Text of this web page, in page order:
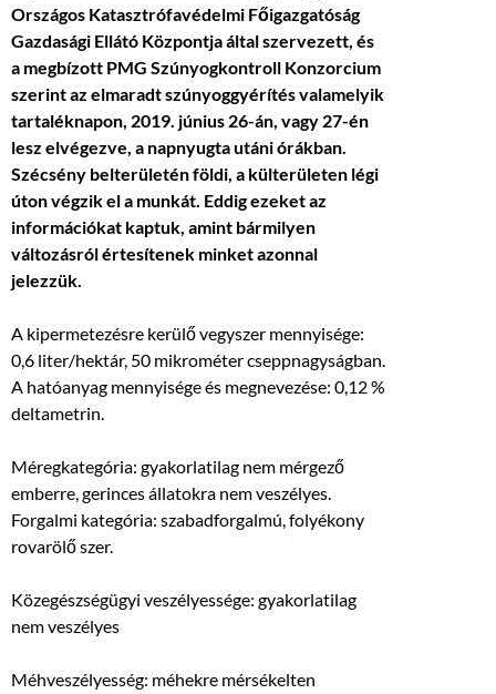
Országos Katasztrófavédelmi Főigazgatóság
Gazdasági Ellátó Központja által szervezett, és
a megbízott PMG Szúnyogkontroll Konzorcium
szerint az elmaradt szúnyoggyérítés valamelyik
tartaléknapon, 2019. június 26-án, vagy 27-én
lesz elvégezve, a napnyugta utáni órákban.
Szécsény belterületén földi, a külterületen légi
úton végzik el a munkát. Eddig ezeket az
információkat kaptuk, amint bármilyen
változásról értesítenek minket azonnal
jelezzük.
A kipermetezésre kerülő vegyszer mennyisége:
0,6 liter/hektár, 50 mikrométer cseppnagyságban.
A hatóanyag mennyisége és megnevezése: 0,12 %
deltametrin.
Méregkategória: gyakorlatilag nem mérgező
emberre, gerinces állatokra nem veszélyes.
Forgalmi kategória: szabadforgalmú, folyékony
rovarölő szer.
Közegészségügyi veszélyessége: gyakorlatilag
nem veszélyes
Méhveszélyesség: méhekre mérsékelten